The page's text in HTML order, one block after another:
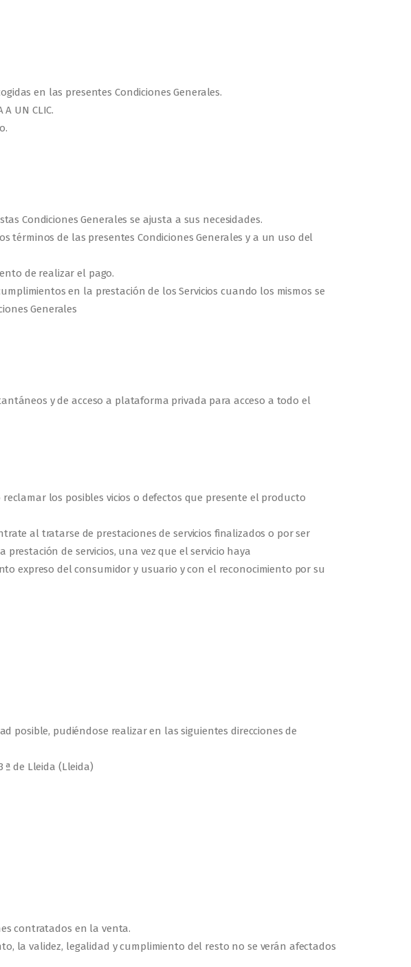
en las presentes Condiciones Generales.
UN CLIC.
Condiciones Generales se ajusta a sus necesidades.
términos de las presentes Condiciones Generales y a un uso del
de realizar el pago.
en la prestación de los Servicios cuando los mismos se
Generales
y de acceso a plataforma privada para acceso a todo el
los posibles vicios o defectos que presente el producto
al tratarse de prestaciones de servicios finalizados o por ser
de servicios, una vez que el servicio haya
expreso del consumidor y usuario y con el reconocimiento por su
posible, pudiéndose realizar en las siguientes direcciones de
ª de Lleida (Lleida)
contratados en la venta.
la validez, legalidad y cumplimiento del resto no se verán afectados